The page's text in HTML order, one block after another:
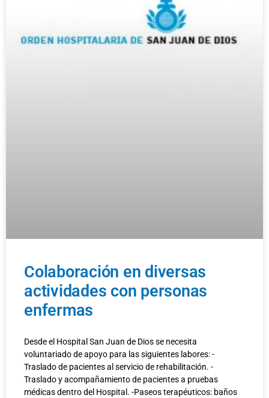
Colaboración en diversas
actividades con personas
enfermas
Desde el Hospital San Juan de Dios se necesita
voluntariado de apoyo para las siguientes labores: -
Traslado de pacientes al servicio de rehabilitación. -
Traslado y acompañamiento de pacientes a pruebas
médicas dentro del Hospital. -Paseos terapéuticos: baños